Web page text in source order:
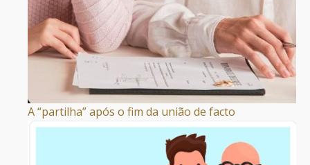
A “partilha” após o fim da união de facto